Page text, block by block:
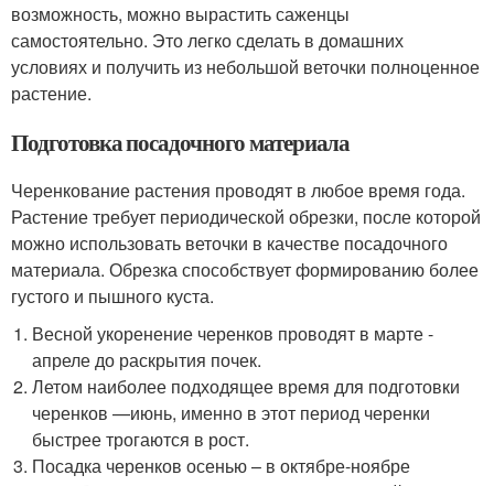
возможность, можно вырастить саженцы
самостоятельно. Это легко сделать в домашних
условиях и получить из небольшой веточки полноценное
растение.
Подготовка посадочного материала
Черенкование растения проводят в любое время года.
Растение требует периодической обрезки, после которой
можно использовать веточки в качестве посадочного
материала. Обрезка способствует формированию более
густого и пышного куста.
Весной укоренение черенков проводят в марте -
апреле до раскрытия почек.
Летом наиболее подходящее время для подготовки
черенков —июнь, именно в этот период черенки
быстрее трогаются в рост.
Посадка черенков осенью – в октябре-ноябре